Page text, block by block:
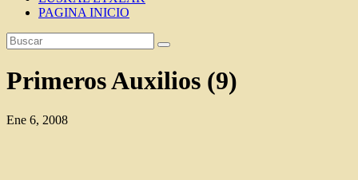
PAGINA INICIO
Primeros Auxilios (9)
Ene 6, 2008